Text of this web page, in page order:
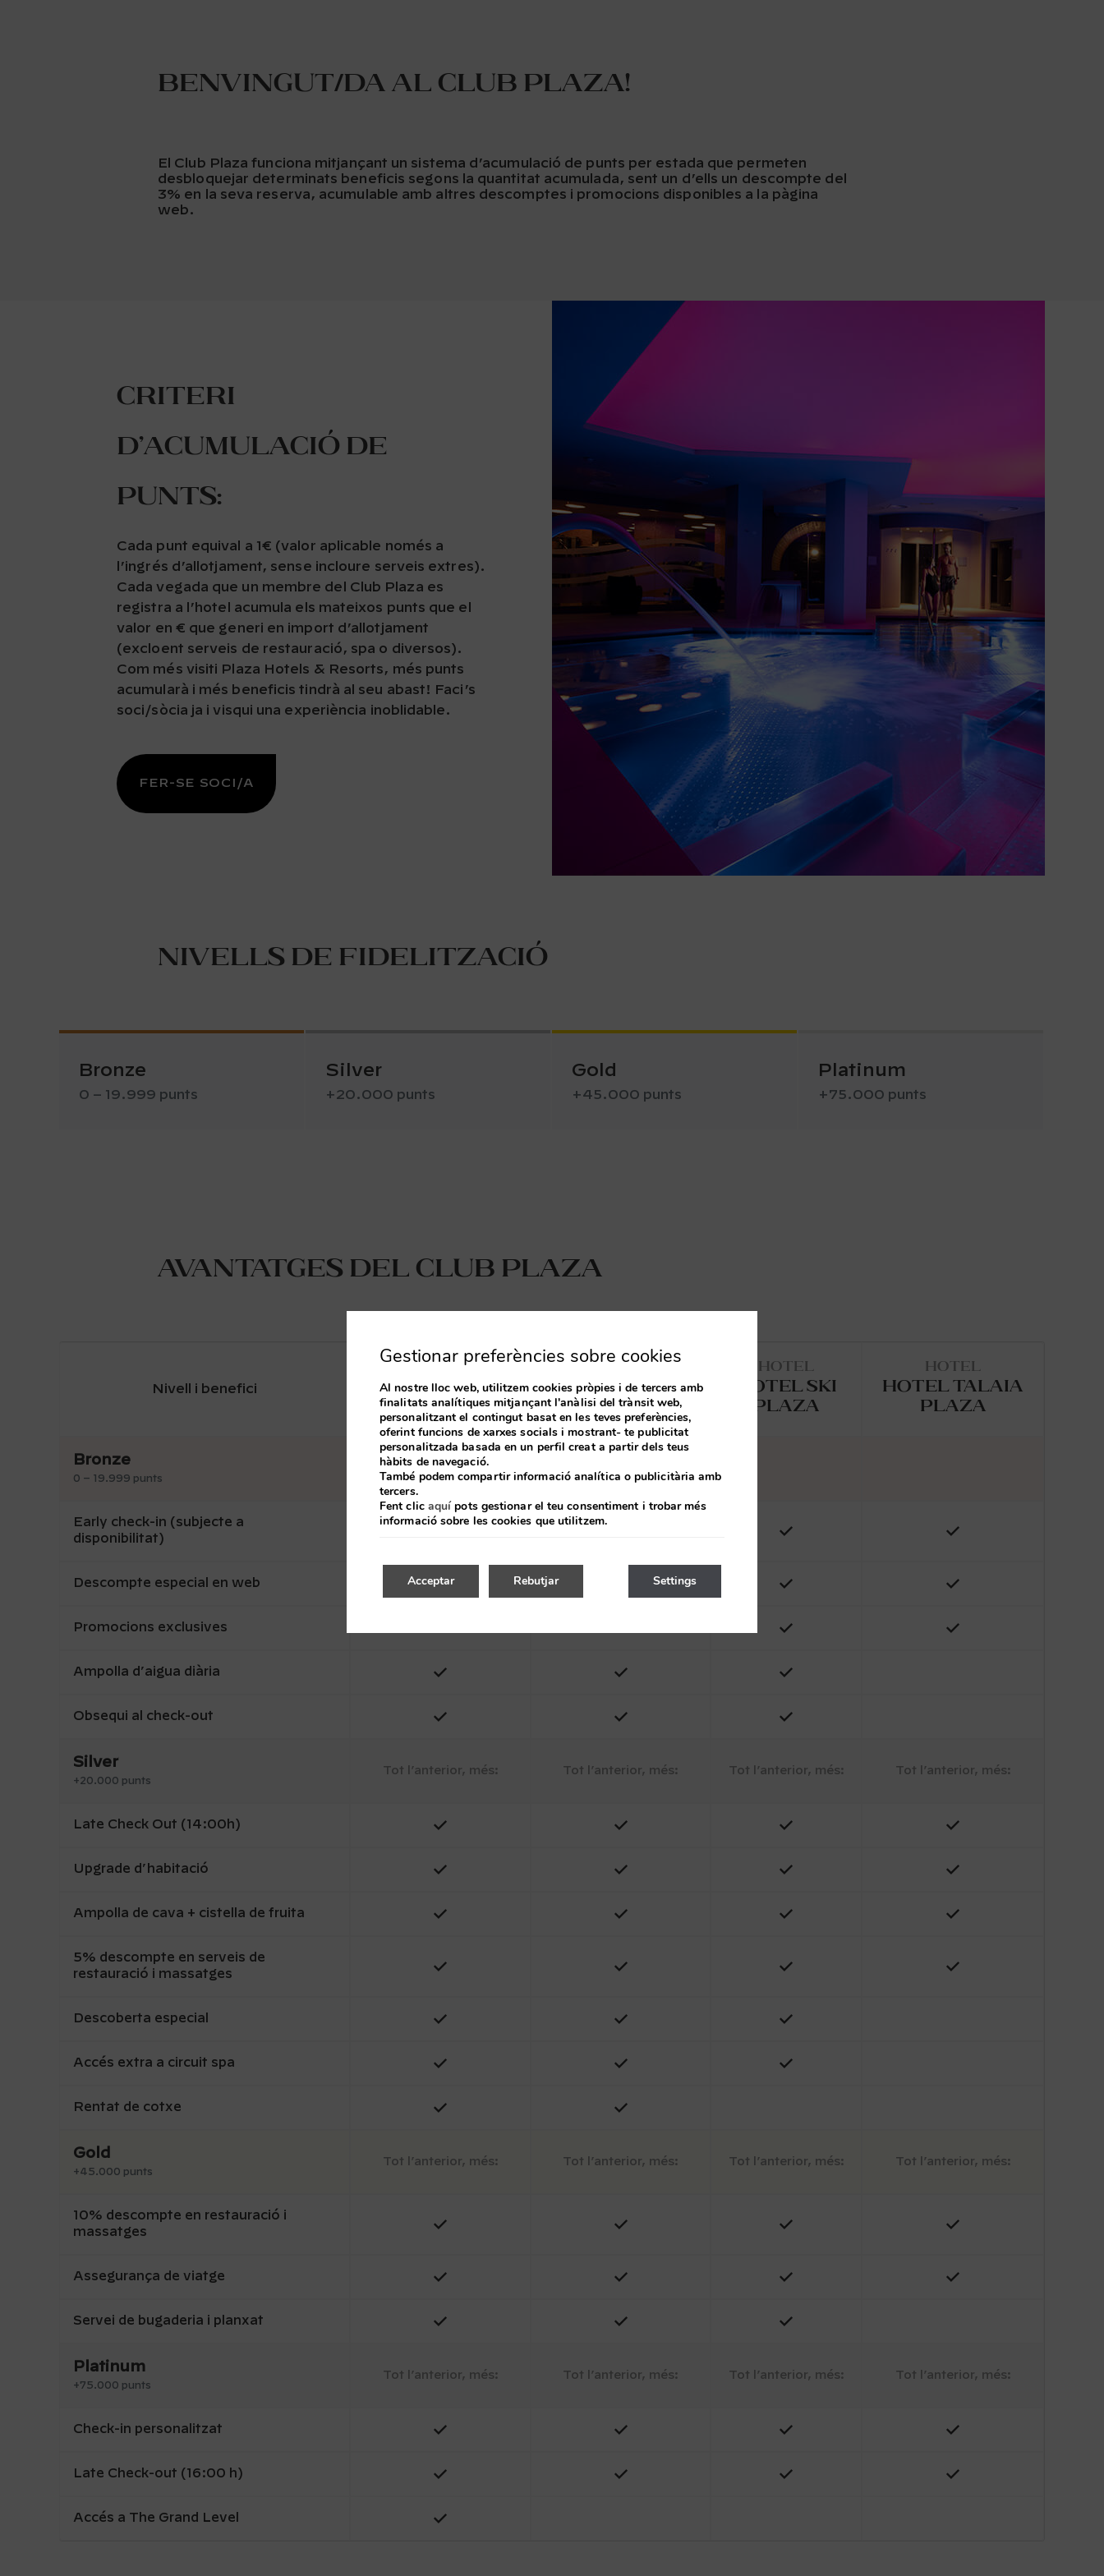
Benvingut/da al Club Plaza!
El Club Plaza funciona mitjançant un sistema d’acumulació de punts per estada que permeten
desbloquejar determinats beneficis segons la quantitat acumulada, sent un d’ells un descompte del
3% en la seva reserva, acumulable amb altres descomptes i promocions disponibles a la pàgina
web.
Criteri
d’acumulació de
punts:
Cada punt equival a 1€ (valor aplicable només a
l’ingrés d’allotjament, sense incloure serveis extres).
Cada vegada que un membre del Club Plaza es
registra a l’hotel acumula els mateixos punts que el
valor en € que generi en import d’allotjament
(excloent serveis de restauració, spa o diversos).
Com més visiti Plaza Hotels & Resorts, més punts
acumularà i més beneficis tindrà al seu abast! Faci’s
soci/sòcia ja i visqui una experiència inoblidable.
FER-SE SOCI/A
Nivells de fidelització
Bronze
0 – 19.999 punts
Silver
+20.000 punts
Gold
+45.000 punts
Platinum
+75.000 punts
Avantatges del Club Plaza
Nivell i benefici
HOTEL
HOTEL GRAND
PLAZA
HOTEL
HOTEL SUITES
PLAZA
HOTEL
HOTEL SKI
PLAZA
HOTEL
HOTEL TALAIA
PLAZA
Bronze
0 – 19.999 punts
Early check-in (subjecte a
disponibilitat)
Descompte especial en web
Promocions exclusives
Ampolla d’aigua diària
Obsequi al check-out
Silver
+20.000 punts
Tot l’anterior, més: Tot l’anterior, més: Tot l’anterior, més: Tot l’anterior, més:
Late Check Out (14:00h)
Upgrade d’habitació
Ampolla de cava + cistella de fruita
5% descompte en serveis de
restauració i massatges
Descoberta especial
Accés extra a circuit spa
Rentat de cotxe
Gold
+45.000 punts
Tot l’anterior, més: Tot l’anterior, més: Tot l’anterior, més: Tot l’anterior, més:
10% descompte en restauració i
massatges
Assegurança de viatge
Servei de bugaderia i planxat
Platinum
+75.000 punts
Tot l’anterior, més: Tot l’anterior, més: Tot l’anterior, més: Tot l’anterior, més:
Check-in personalitzat
Late Check-out (16:00 h)
Accés a The Grand Level
Gestionar preferències sobre cookies
Al nostre lloc web, utilitzem cookies pròpies i de tercers amb
finalitats analítiques mitjançant l'anàlisi del trànsit web,
personalitzant el contingut basat en les teves preferències,
oferint funcions de xarxes socials i mostrant- te publicitat
personalitzada basada en un perfil creat a partir dels teus
hàbits de navegació.
També podem compartir informació analítica o publicitària amb
tercers.
Fent clic aquípots gestionar el teu consentiment i trobar més
informació sobre les cookies que utilitzem.
Acceptar Settings
Rebutjar